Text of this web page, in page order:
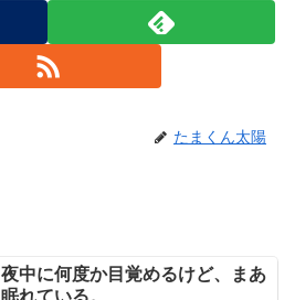
たまくん太陽
夜中に何度か目覚めるけど、まあ
眠れている。